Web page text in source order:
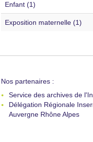
Enfant (1)
Exposition maternelle (1)
Nos partenaires :
Service des archives de
Délégation Régionale
Auvergne Rhône Alpes